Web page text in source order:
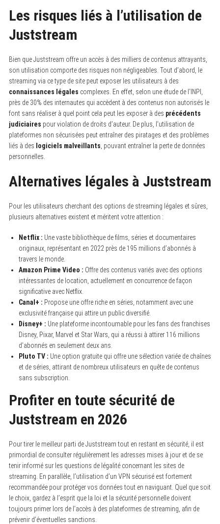
Les risques liés à l’utilisation de
Juststream
Bien que Juststream offre un accès à des milliers de contenus attrayants,
son utilisation comporte des risques non négligeables. Tout d’abord, le
streaming via ce type de site peut exposer les utilisateurs à des
connaissances légales complexes. En effet, selon une étude de l’INPI,
près de 30% des internautes qui accèdent à des contenus non autorisés le
font sans réaliser à quel point cela peut les exposer à des précédents
judiciaires pour violation de droits d’auteur. De plus, l’utilisation de
plateformes non sécurisées peut entraîner des piratages et des problèmes
liés à des logiciels malveillants , pouvant entraîner la perte de données
personnelles.
Alternatives légales à Juststream
Pour les utilisateurs cherchant des options de streaming légales et sûres,
plusieurs alternatives existent et méritent votre attention :
Netflix : Une vaste bibliothèque de films, séries et documentaires
originaux, représentant en 2022 près de 195 millions d’abonnés à
travers le monde.
Amazon Prime Video : Offre des contenus variés avec des options
intéressantes de location, actuellement en concurrence de façon
significative avec Netflix.
Canal+ : Propose une offre riche en séries, notamment avec une
exclusivité française qui attire un public diversifié.
Disney+ : Une plateforme incontournable pour les fans des franchises
Disney, Pixar, Marvel et Star Wars, qui a réussi à attirer 116 millions
d’abonnés en seulement deux ans.
Pluto TV : Une option gratuite qui offre une sélection variée de chaînes
et de séries, attirant de nombreux utilisateurs en quête de contenus
sans subscription.
Profiter en toute sécurité de
Juststream en 2026
Pour tirer le meilleur parti de Juststream tout en restant en sécurité, il est
primordial de consulter régulièrement les adresses mises à jour et de se
tenir informé sur les questions de légalité concernant les sites de
streaming. En parallèle, l’utilisation d’un VPN sécurisé est fortement
recommandée pour protéger vos données tout en naviguant. Quel que soit
le choix, gardez à l’esprit que la loi et la sécurité personnelle doivent
toujours primer lors de l’accès à des plateformes de streaming, afin de
prévenir d’éventuelles sanctions.